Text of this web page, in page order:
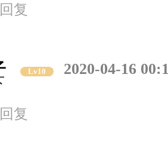
回复
Lv10
2020-04-16
回复